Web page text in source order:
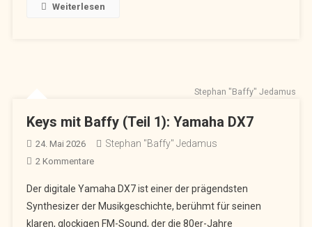
Weiterlesen
Stephan "Baffy" Jedamus
Keys mit Baffy (Teil 1): Yamaha DX7
24. Mai 2026 Stephan "Baffy" Jedamus
2 KommentareZu
Mit
Baffy
(Teil
Der digitale Yamaha DX7 ist einer der prägendsten
Synthesizer der Musikgeschichte, berühmt für seinen
klaren, glockigen FM-Sound, der die 80er-Jahre